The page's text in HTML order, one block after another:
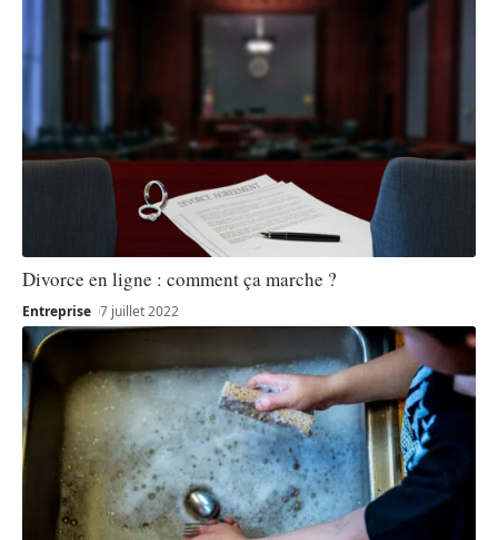
Divorce en ligne : comment ça marche ?
Entreprise 7 juillet 2022